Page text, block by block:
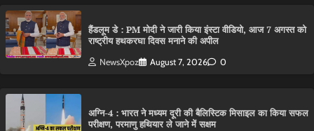
हैंडलूम डे : PM मोदी ने जारी किया इंस्टा वीडियो, आज 7 अगस्त को
राष्ट्रीय हथकरघा दिवस मनाने की अपील
NewsXpoz August 7, 2026 0
अग्नि-4 : भारत ने मध्यम दूरी की बैलिस्टिक मिसाइल का किया सफल
परीक्षण, परमाणु हथियार ले जाने में सक्षम